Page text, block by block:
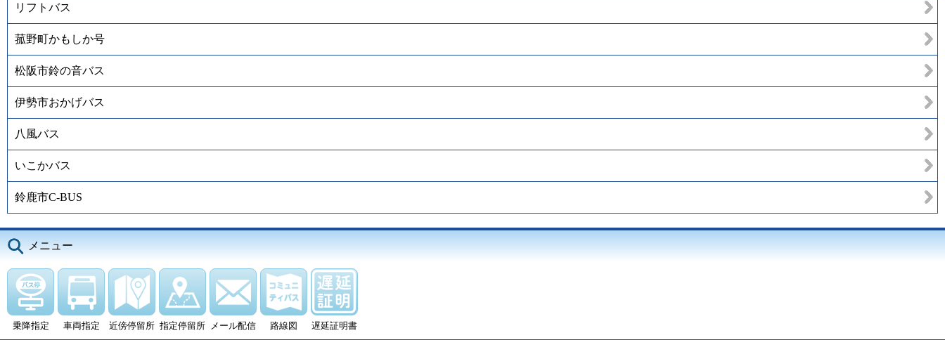
リフトバス
菰野町かもしか号
松阪市鈴の音バス
伊勢市おかげバス
八風バス
いこかバス
鈴鹿市C-BUS
メニュー
乗降指定 車両指定 近傍停留所 指定停留所 メール配信 路線図 遅延証明書